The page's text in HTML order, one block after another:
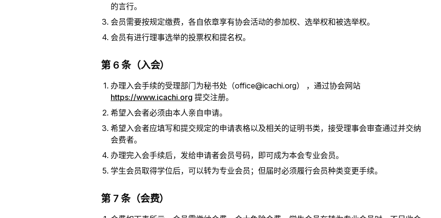
的言行。
会员需要按规定缴费，各自依章享有协会活动的参加权、选举权和被选举权。
会员有进行理事选举的投票权和提名权。
第 6 条（入会）
办理入会手续的受理部门为秘书处（office@icachi.org） ，通过协会网站
https://www.icachi.org 提交注册。
希望入会者必须由本人亲自申请。
希望入会者应填写和提交规定的申请表格以及相关的证明书类，接受理事会审查通过并交纳
会费者。
办理完入会手续后，发给申请者会员号码，即可成为本会专业会员。
学生会员取得学位后，可以转为专业会员；但届时必须履行会员种类变更手续。
第 7 条（会费）